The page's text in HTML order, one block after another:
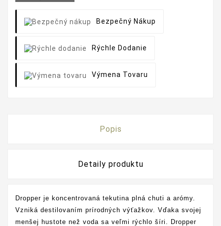
Bezpečný Nákup
Rýchle Dodanie
Výmena Tovaru
Popis
Detaily produktu
Dropper je koncentrovaná tekutina plná chuti a arómy.
Vzniká destilovaním prírodných výťažkov. Vďaka svojej
menšej hustote než voda sa veľmi rýchlo šíri. Dropper